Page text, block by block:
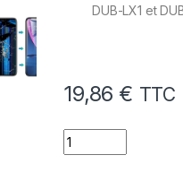
DUB-LX1 et
19,86 € TTC
quantité de Ecran